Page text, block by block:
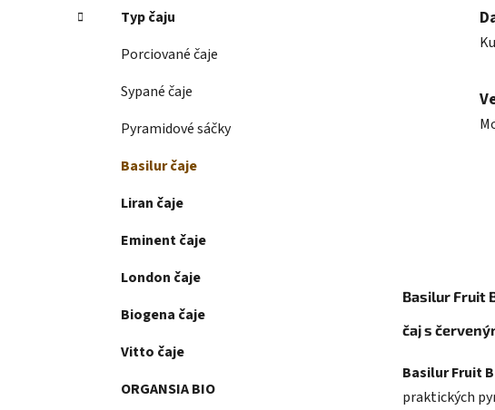
Typ čaju
Porciované čaje
Sypané čaje
Pyramidové sáčky
Basilur čaje
Liran čaje
Eminent čaje
London čaje
Biogena čaje
Vitto čaje
ORGANSIA BIO
Basilur Fruit
čaj s
Basilur Fruit
praktických